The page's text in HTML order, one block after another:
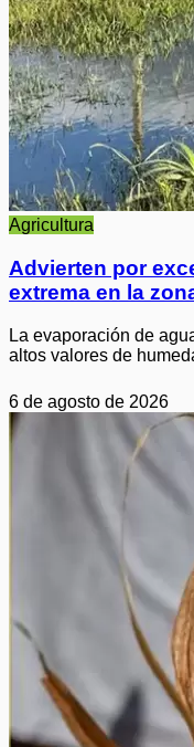
Agricultura
Advierten por
extrema en la
La evaporación de
altos valores de
6 de agosto de 2026